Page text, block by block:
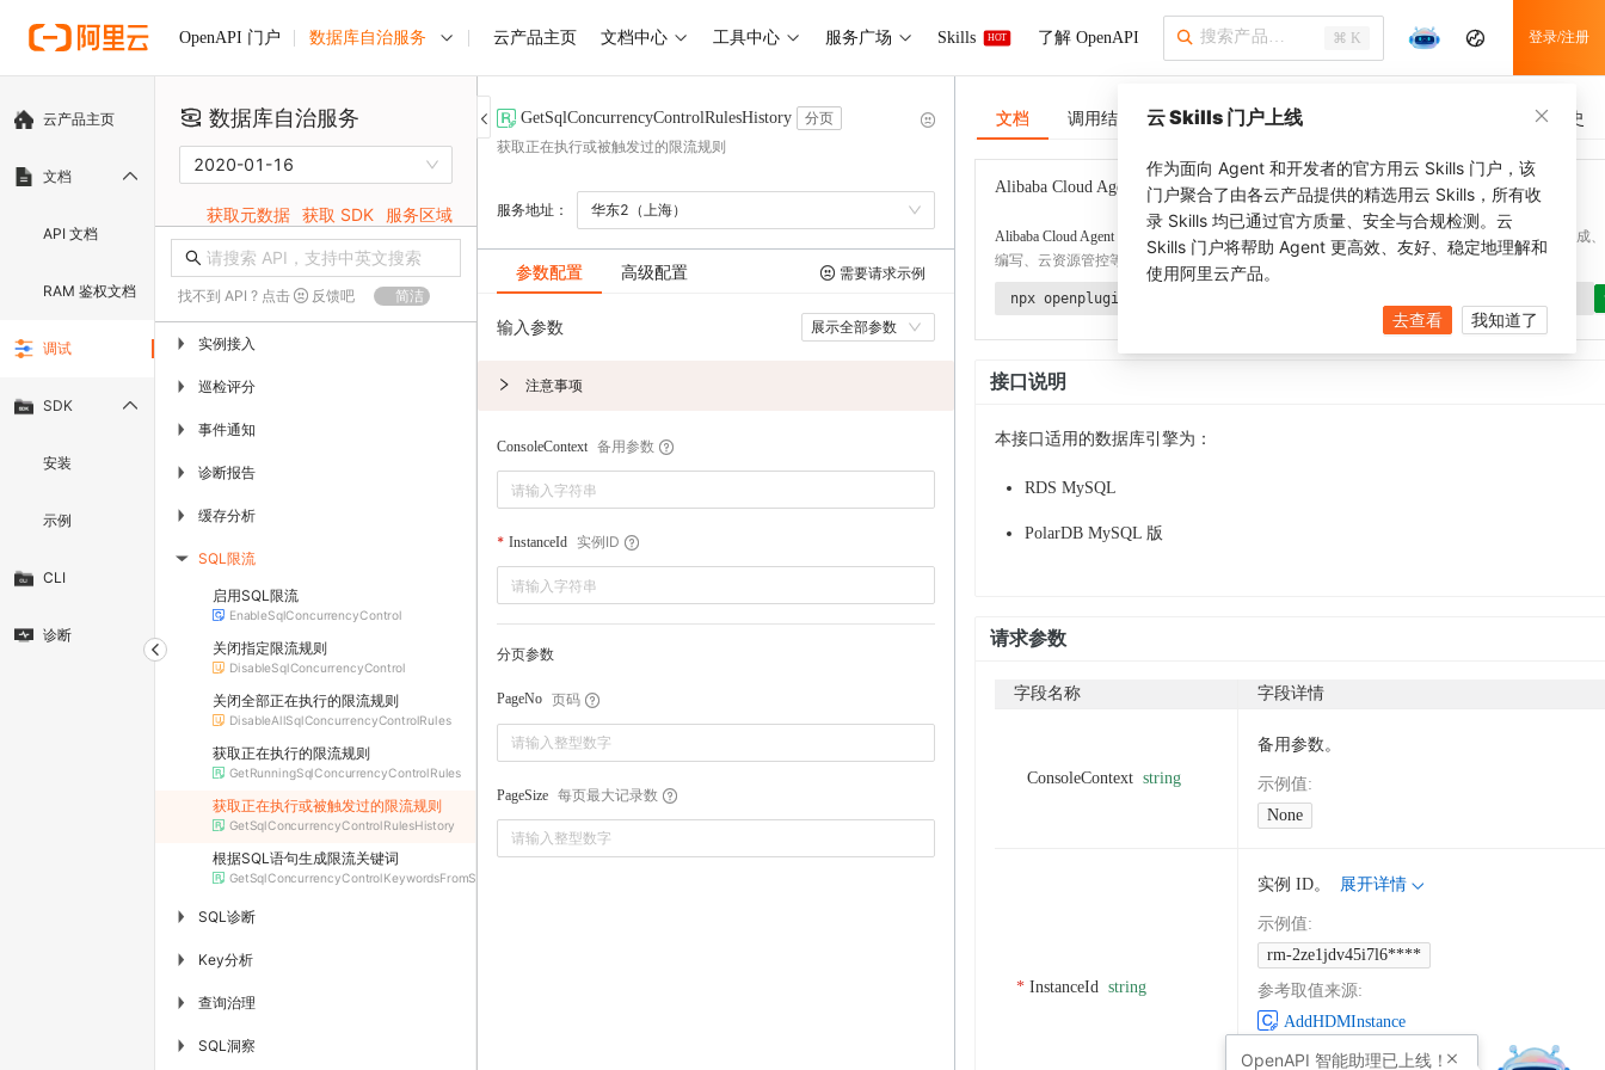
OpenAPI 门户 数据库自治服务 云产品主页 文档中心 工具中心 服务广场 Skills HOT 了解 OpenAPI ⌘ K 登录/注册
云产品主页
文档
API 文档
RAM 鉴权文档
调试
SDK
安装
示例
CLI
诊断
数据库自治服务
2020-01-16
获取元数据 获取 SDK 服务区域
找不到 API ? 点击 反馈吧 简洁
▶ 实例接入
▶ 巡检评分
▶ 事件通知
▶ 诊断报告
▶ 缓存分析
▶ SQL限流
启用SQL限流
EnableSqlConcurrencyControl
关闭指定限流规则
DisableSqlConcurrencyControl
关闭全部正在执行的限流规则
DisableAllSqlConcurrencyControlRules
获取正在执行的限流规则
GetRunningSqlConcurrencyControlRules
获取正在执行或被触发过的限流规则
GetSqlConcurrencyControlRulesHistory
根据SQL语句生成限流关键词
GetSqlConcurrencyControlKeywordsFromSqlText
▶ SQL诊断
▶ Key分析
▶ 查询治理
▶ SQL洞察
GetSqlConcurrencyControlRulesHistory
分页
获取正在执行或被触发过的限流规则
服务地址： 华东2（上海）
参数配置 高级配置 需要请求示例
输入参数 展示全部参数
注意事项
ConsoleContext 备用参数
InstanceId 实例ID
分页参数
PageNo 页码
PageSize 每页最大记录数
文档 调用结果 SDK 示例 CLI 示例 调用历史
Alibaba Cloud Agent Toolkit 了解更多
Alibaba Cloud Agent Toolkit
提供 Agent 插件、技能、MCP 配置和验证工具，涵盖 SDK 代码生成、
编写、云资源管控等能力。通过 alibabacloud-agent-toolkit-install 技能可快速完成本地配置。
npx openplugin aliyun/alibabacloud-agent-toolkit
接口说明
本接口适用的数据库引擎为：
RDS MySQL
PolarDB MySQL 版
请求参数
字段名称 字段详情
ConsoleContext string
备用参数。
示例值:
None
InstanceId string
实例 ID。 展开详情
示例值:
rm-2ze1jdv45i7l6****
参考取值来源:
AddHDMInstance
GetInstanceInspections
云 Skills 门户上线
作为面向 Agent 和开发者的官方用云 Skills 门户，该
门户聚合了由各云产品提供的精选用云 Skills，所有收
录 Skills 均已通过官方质量、安全与合规检测。云
Skills 门户将帮助 Agent 更高效、友好、稳定地理解和
使用阿里云产品。
去查看 我知道了
OpenAPI 智能助理已上线！